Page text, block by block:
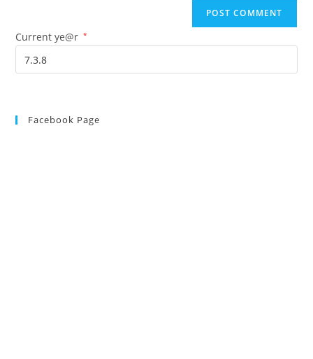
Current ye@r *
Facebook Page